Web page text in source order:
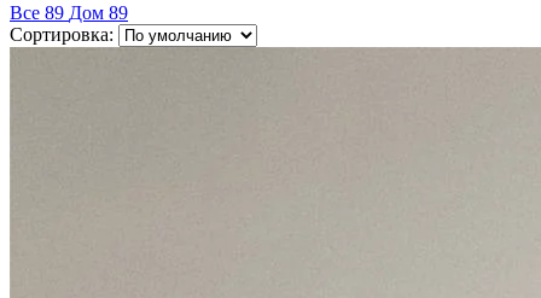
Все 89 Дом 89
Сортировка: